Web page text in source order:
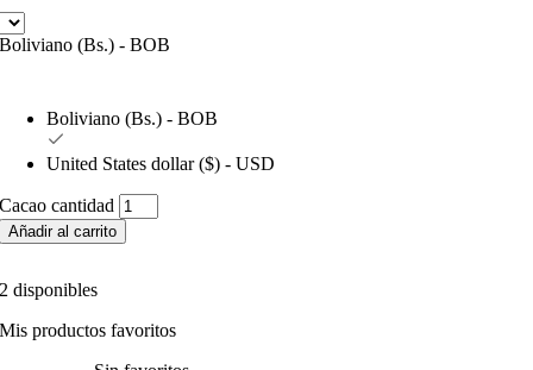
Boliviano (Bs.) - BOB
Boliviano (Bs.) - BOB
United States dollar ($) - USD
Cacao cantidad
Añadir al carrito
2 disponibles
Mis productos favoritos